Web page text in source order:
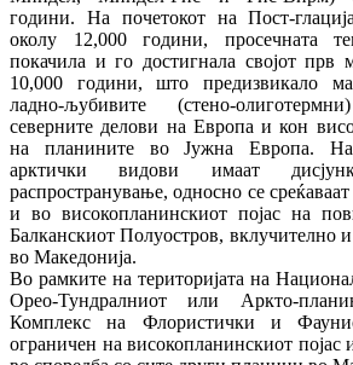
години. На почетокот на
околу 12,000 години, просечната
покачила и го достигнала својот прв
10,000 години, што предизвикало
ладно‐љубивите
северните делови на Европа и кон
на планините во Јужна Европа. На
арктички видови имаат
распространување, односно се
и во високопланинскиот појас на
Балканскиот Полуостров, вклучително
во Македонија.
Во рамките на територијата на
Орео‐Тундралниот или
Комплекс на Флористички и
ограничен на високопланинскиот појас